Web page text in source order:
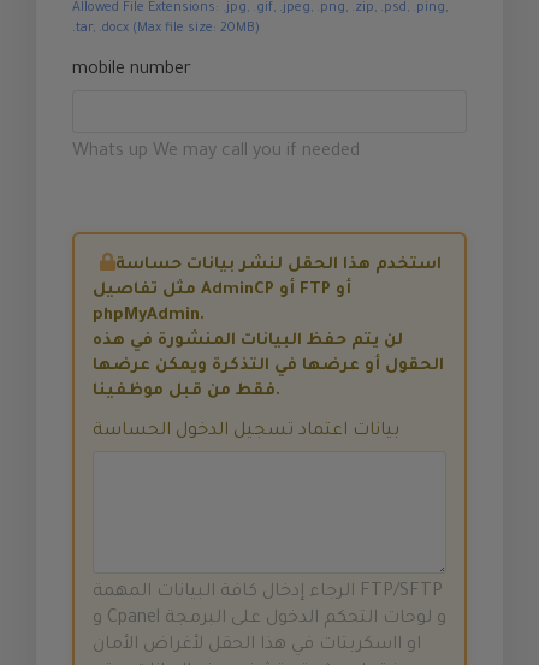
Allowed File Extensions: .jpg, .gif, .jpeg, .png, .zip, .psd, .ping,
.tar, .docx (Max file size: 20MB)
mobile number
Whats up We may call you if needed
استخدم هذا الحقل لنشر بيانات حساسة
مثل تفاصيل AdminCP أو FTP أو
phpMyAdmin.
لن يتم حفظ البيانات المنشورة في هذه
الحقول أو عرضها في التذكرة ويمكن عرضها
فقط من قبل موظفينا.
بيانات اعتماد تسجيل الدخول الحساسة
الرجاء إدخال كافة البيانات المهمة FTP/SFTP
و Cpanel و لوحات التحكم الدخول على البرمجة
او ااسكربتات في هذا الحقل لأغراض الأمان